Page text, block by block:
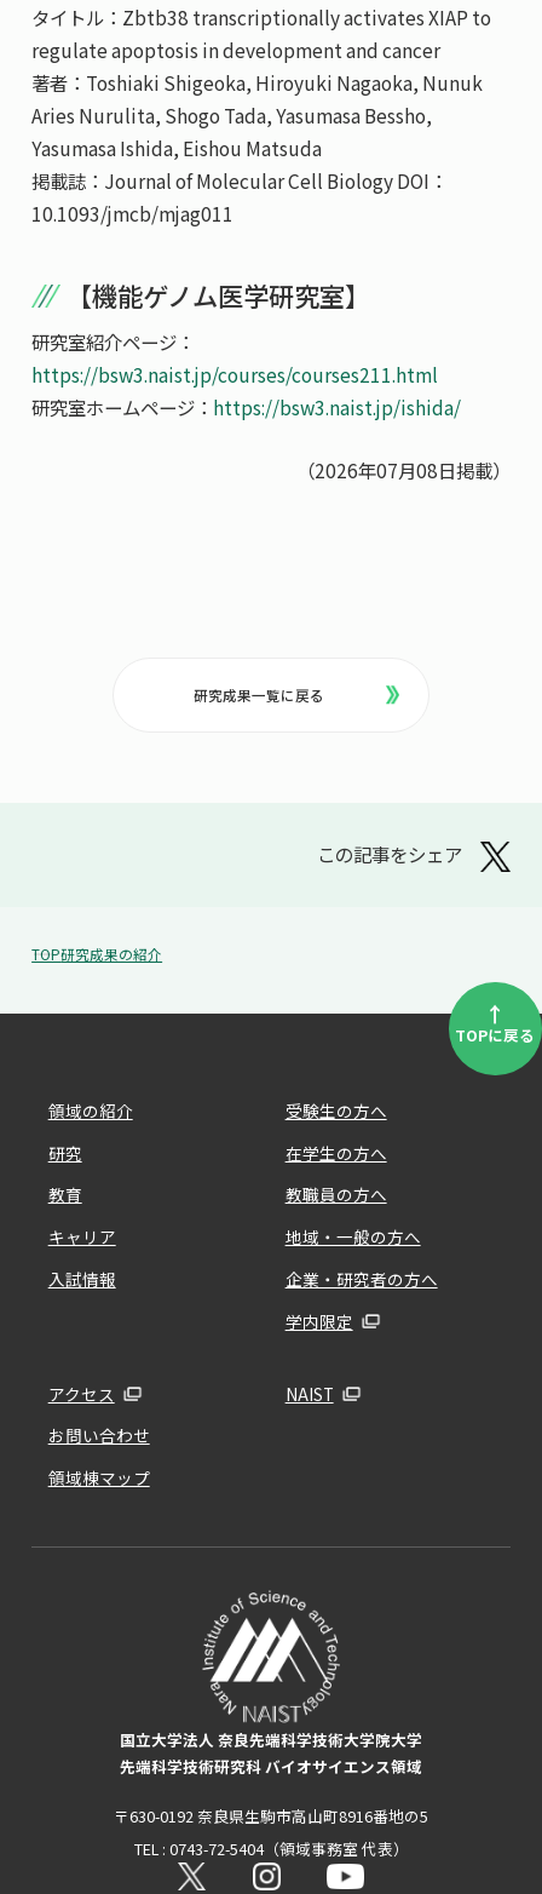
タイトル：Zbtb38 transcriptionally activates XIAP to
regulate apoptosis in development and cancer
著者：Toshiaki Shigeoka, Hiroyuki Nagaoka, Nunuk
Aries Nurulita, Shogo Tada, Yasumasa Bessho,
Yasumasa Ishida, Eishou Matsuda
掲載誌：Journal of Molecular Cell Biology DOI：
10.1093/jmcb/mjag011
【機能ゲノム医学研究室】
研究室紹介ページ：
https://bsw3.naist.jp/courses/courses211.html
研究室ホームページ： https://bsw3.naist.jp/ishida/
（2026年07月08日掲載）
研究成果一覧に戻る
この記事をシェア
TOP研究成果の紹介
↑
TOPに戻る
領域の紹介
研究
教育
キャリア
入試情報
受験生の方へ
在学生の方へ
教職員の方へ
地域・一般の方へ
企業・研究者の方へ
学内限定
アクセス
お問い合わせ
領域棟マップ
NAIST
国立大学法人 奈良先端科学技術大学院大学
先端科学技術研究科 バイオサイエンス領域
〒630-0192 奈良県生駒市高山町8916番地の5
TEL : 0743-72-5404（領域事務室 代表）